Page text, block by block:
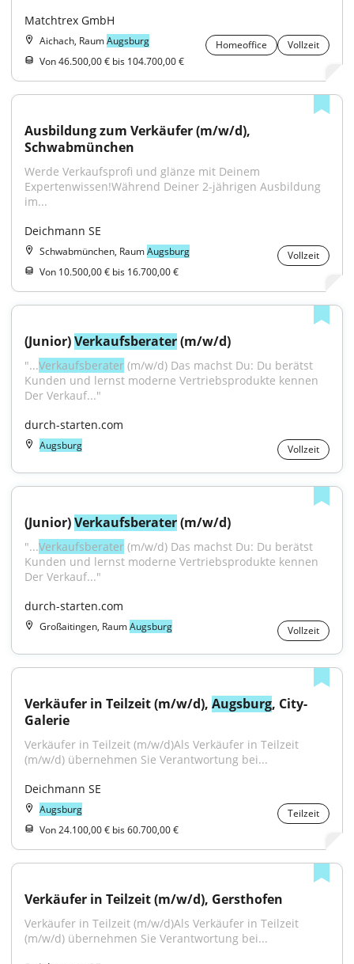
Matchtrex GmbH
Aichach, RaumAugsburg Homeoffice
Vollzeit
Von 46.500,00 € bis 104.700,00 €
Ausbildung zum Verkäufer (m/w/d),
Schwabmünchen
Werde Verkaufsprofi und glänze mit Deinem
Expertenwissen!Während Deiner 2-jährigen Ausbildung
im...
Deichmann SE
Schwabmünchen, RaumAugsburg
Vollzeit
Von 10.500,00 € bis 16.700,00 €
(Junior) Verkaufsberater (m/w/d)
"...Verkaufsberater (m/w/d) Das machst Du: Du berätst
Kunden und lernst moderne Vertriebsprodukte kennen
Der Verkauf..."
durch-starten.com
Augsburg Vollzeit
(Junior) Verkaufsberater (m/w/d)
"...Verkaufsberater (m/w/d) Das machst Du: Du berätst
Kunden und lernst moderne Vertriebsprodukte kennen
Der Verkauf..."
durch-starten.com
Großaitingen, RaumAugsburg Vollzeit
Verkäufer in Teilzeit (m/w/d), Augsburg, City-
Galerie
Verkäufer in Teilzeit (m/w/d)Als Verkäufer in Teilzeit
(m/w/d) übernehmen Sie Verantwortung bei...
Deichmann SE
Augsburg
Teilzeit
Von 24.100,00 € bis 60.700,00 €
Verkäufer in Teilzeit (m/w/d), Gersthofen
Verkäufer in Teilzeit (m/w/d)Als Verkäufer in Teilzeit
(m/w/d) übernehmen Sie Verantwortung bei...